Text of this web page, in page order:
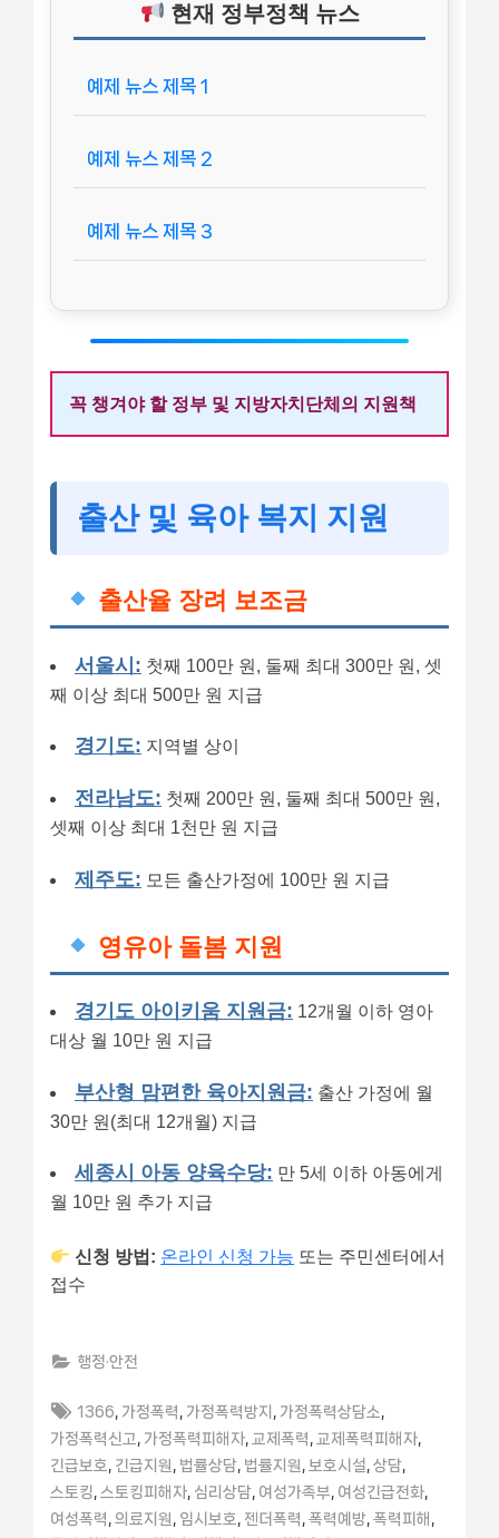
현재 정부정책 뉴스
예제 뉴스 제목 1
예제 뉴스 제목 2
예제 뉴스 제목 3
꼭 챙겨야 할 정부 및 지방자치단체의 지원책
출산 및 육아 복지 지원
출산율 장려 보조금
서울시: 첫째 100만 원, 둘째 최대 300만 원, 셋
째 이상 최대 500만 원 지급
경기도: 지역별 상이
전라남도: 첫째 200만 원, 둘째 최대 500만 원,
셋째 이상 최대 1천만 원 지급
제주도: 모든 출산가정에 100만 원 지급
영유아 돌봄 지원
경기도 아이키움 지원금: 12개월 이하 영아
대상 월 10만 원 지급
부산형 맘편한 육아지원금: 출산 가정에 월
30만 원(최대 12개월) 지급
세종시 아동 양육수당: 만 5세 이하 아동에게
월 10만 원 추가 지급
신청 방법: 온라인 신청 가능 또는 주민센터에서
접수
행정·안전
Tags:
1366 가정폭력 가정폭력방지 가정폭력상담소
가정폭력신고 가정폭력피해자 교제폭력 교제폭력피해자
긴급보호 긴급지원 법률상담 법률지원 보호시설 상담
스토킹 스토킹피해자 심리상담 여성가족부 여성긴급전화
여성폭력 의료지원 임시보호 젠더폭력 폭력예방 폭력피해